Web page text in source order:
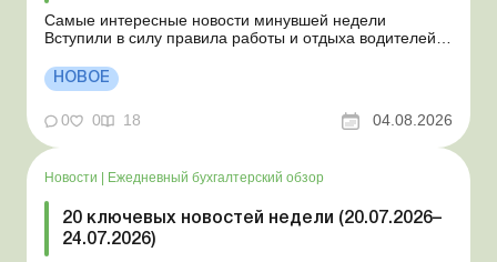
Самые интересные новости минувшей недели
Вступили в силу правила работы и отдыха водителей
положении Для сельхозпредприятий и ФЛП введены
новые разовые статистические формы Со 2 августа
изменяется порядок зачисления отдельных периодов
работы в стр...
НОВОЕ
0 0 18 04.08.2026
Новости Ежедневный бухгалтерский обзор
20 ключевых новостей недели (20.07.2026–
24.07.2026)